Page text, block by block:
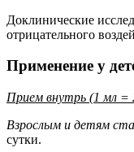
Доклинические
отрицательного
Применение у
Прием внутрь (1 мл =
Взрослым и детям
сутки.